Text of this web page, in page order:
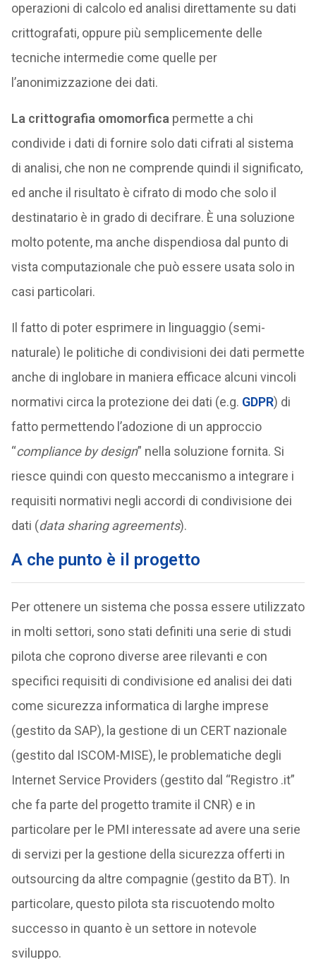
operazioni di calcolo ed analisi direttamente su dati
crittografati, oppure più semplicemente delle
tecniche intermedie come quelle per
l’anonimizzazione dei dati.
La crittografia omomorfica permette a chi
condivide i dati di fornire solo dati cifrati al sistema
di analisi, che non ne comprende quindi il significato,
ed anche il risultato è cifrato di modo che solo il
destinatario è in grado di decifrare. È una soluzione
molto potente, ma anche dispendiosa dal punto di
vista computazionale che può essere usata solo in
casi particolari.
Il fatto di poter esprimere in linguaggio (semi-
naturale) le politiche di condivisioni dei dati permette
anche di inglobare in maniera efficace alcuni vincoli
normativi circa la protezione dei dati (e.g. GDPR) di
fatto permettendo l’adozione di un approccio
“compliance by design” nella soluzione fornita. Si
riesce quindi con questo meccanismo a integrare i
requisiti normativi negli accordi di condivisione dei
dati (data sharing agreements).
A che punto è il progetto
Per ottenere un sistema che possa essere utilizzato
in molti settori, sono stati definiti una serie di studi
pilota che coprono diverse aree rilevanti e con
specifici requisiti di condivisione ed analisi dei dati
come sicurezza informatica di larghe imprese
(gestito da SAP), la gestione di un CERT nazionale
(gestito dal ISCOM-MISE), le problematiche degli
Internet Service Providers (gestito dal “Registro .it”
che fa parte del progetto tramite il CNR) e in
particolare per le PMI interessate ad avere una serie
di servizi per la gestione della sicurezza offerti in
outsourcing da altre compagnie (gestito da BT). In
particolare, questo pilota sta riscuotendo molto
successo in quanto è un settore in notevole
sviluppo.